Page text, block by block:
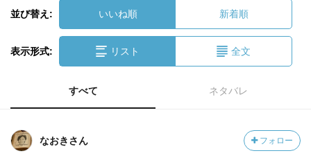
並び替え: いいね順 新着順
表示形式: リスト 全文
すべて ネタバレ
なおきさん フォロー